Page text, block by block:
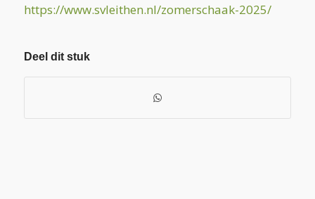
https://www.svleithen.nl/zomerschaak-2025/
Deel dit stuk